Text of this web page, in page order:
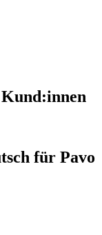
für Pavo